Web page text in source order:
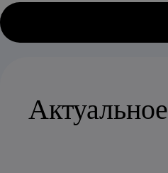
Актуальное